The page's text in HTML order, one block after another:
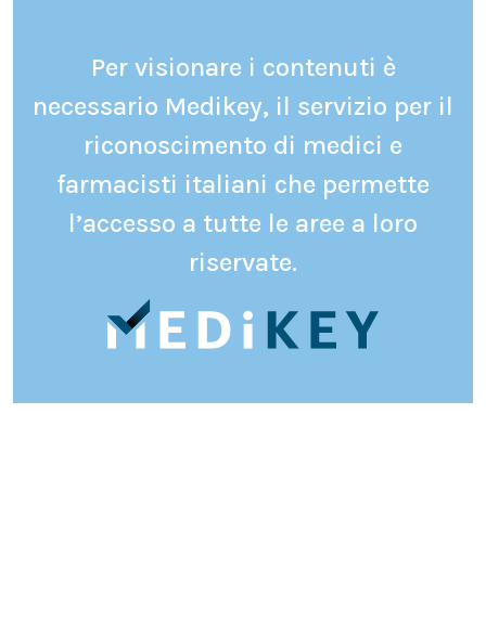
Per visionare i contenuti è
necessario Medikey, il servizio per il
riconoscimento di medici e
farmacisti italiani che permette
l’accesso a tutte le aree a loro
riservate.